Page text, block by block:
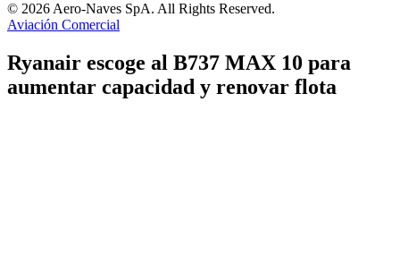
© 2026 Aero-Naves SpA. All Rights Reserved.
Aviación Comercial
Ryanair escoge al B737 MAX 10 para
aumentar capacidad y renovar flota